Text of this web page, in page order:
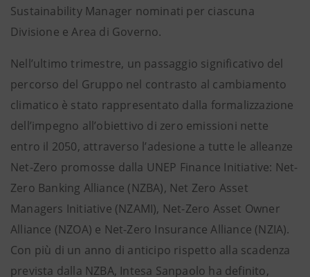
Sustainability Manager nominati per ciascuna
Divisione e Area di Governo.
Nell’ultimo trimestre, un passaggio significativo del
percorso del Gruppo nel contrasto al cambiamento
climatico è stato rappresentato dalla formalizzazione
dell’impegno all’obiettivo di zero emissioni nette
entro il 2050, attraverso l’adesione a tutte le alleanze
Net-Zero promosse dalla UNEP Finance Initiative: Net-
Zero Banking Alliance (NZBA), Net Zero Asset
Managers Initiative (NZAMI), Net-Zero Asset Owner
Alliance (NZOA) e Net-Zero Insurance Alliance (NZIA).
Con più di un anno di anticipo rispetto alla scadenza
prevista dalla NZBA, Intesa Sanpaolo ha definito,